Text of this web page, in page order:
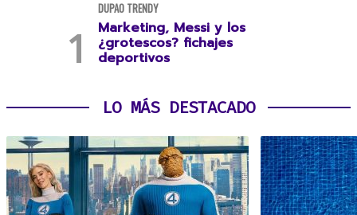
DUPAO TRENDY
Marketing, Messi y los
¿grotescos? fichajes
deportivos
LO MÁS DESTACADO